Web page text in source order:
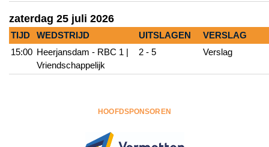
zaterdag 25 juli 2026
TIJD WEDSTRIJD UITSLAGEN
VERSLAG
15:00 Heerjansdam - RBC 1 |
Vriendschappelijk
2 - 5 Verslag
HOOFDSPONSOREN